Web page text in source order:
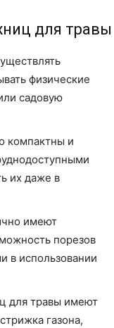
для травы
физические
садовую
компактны и
их даже в
имеют
порезов
в использовании
для травы имеют
газона,